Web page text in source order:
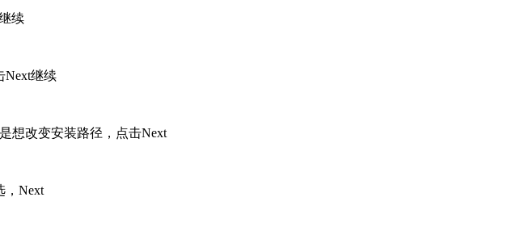
续
Next继续
想改变安装路径，点击Next
，Next